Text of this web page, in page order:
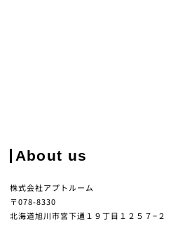
About us
株式会社アプトルーム
〒078-8330
北海道旭川市宮下通１９丁目１２５７−２